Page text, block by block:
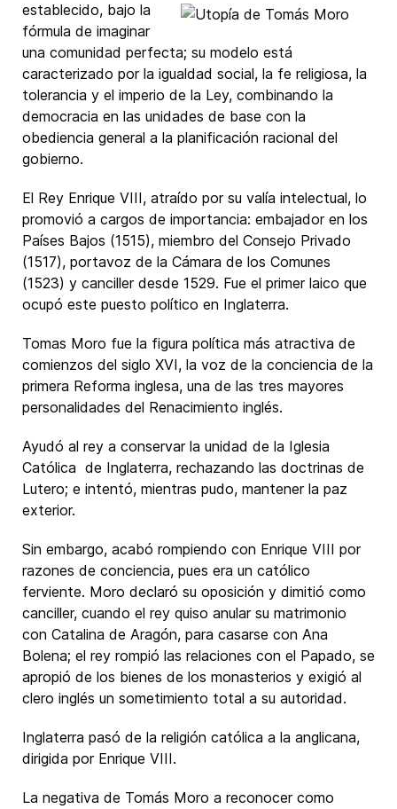
establecido, bajo la
fórmula de imaginar
una comunidad perfecta; su modelo está
caracterizado por la igualdad social, la fe religiosa, la
tolerancia y el imperio de la Ley, combinando la
democracia en las unidades de base con la
obediencia general a la planificación racional del
gobierno.
El Rey Enrique VIII, atraído por su valía intelectual, lo
promovió a cargos de importancia: embajador en los
Países Bajos (1515), miembro del Consejo Privado
(1517), portavoz de la Cámara de los Comunes
(1523) y canciller desde 1529. Fue el primer laico que
ocupó este puesto político en Inglaterra.
Tomas Moro fue la figura política más atractiva de
comienzos del siglo XVI, la voz de la conciencia de la
primera Reforma inglesa, una de las tres mayores
personalidades del Renacimiento inglés.
Ayudó al rey a conservar la unidad de la Iglesia
Católica de Inglaterra, rechazando las doctrinas de
Lutero; e intentó, mientras pudo, mantener la paz
exterior.
Sin embargo, acabó rompiendo con Enrique VIII por
razones de conciencia, pues era un católico
ferviente. Moro declaró su oposición y dimitió como
canciller, cuando el rey quiso anular su matrimonio
con Catalina de Aragón, para casarse con Ana
Bolena; el rey rompió las relaciones con el Papado, se
apropió de los bienes de los monasterios y exigió al
clero inglés un sometimiento total a su autoridad.
Inglaterra pasó de la religión católica a la anglicana,
dirigida por Enrique VIII.
La negativa de Tomás Moro a reconocer como